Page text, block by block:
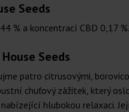
Seeds
% a koncentrací CBD
Seeds
patro citrusovými,
chuťový zážitek, který
hlubokou relaxaci.